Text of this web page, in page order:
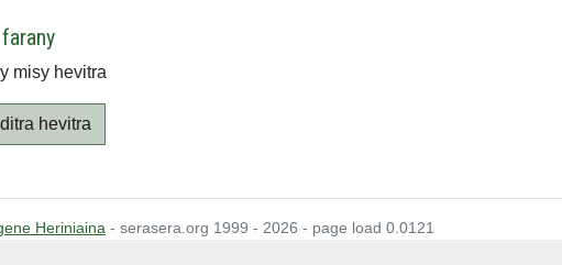
misy hevitra
hevitra
Heriniaina - serasera.org 1999 - 2026 - page load 0.0121